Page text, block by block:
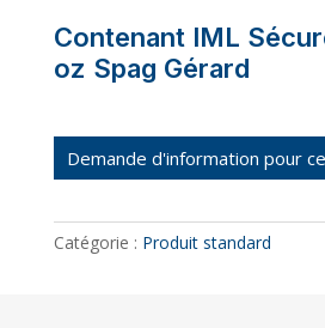
Contenant IML
oz Spag Gérard
Demande d'information pour
Catégorie : Produit standard